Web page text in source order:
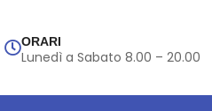
ORARI
Lunedì a Sabato 8.00 – 20.00